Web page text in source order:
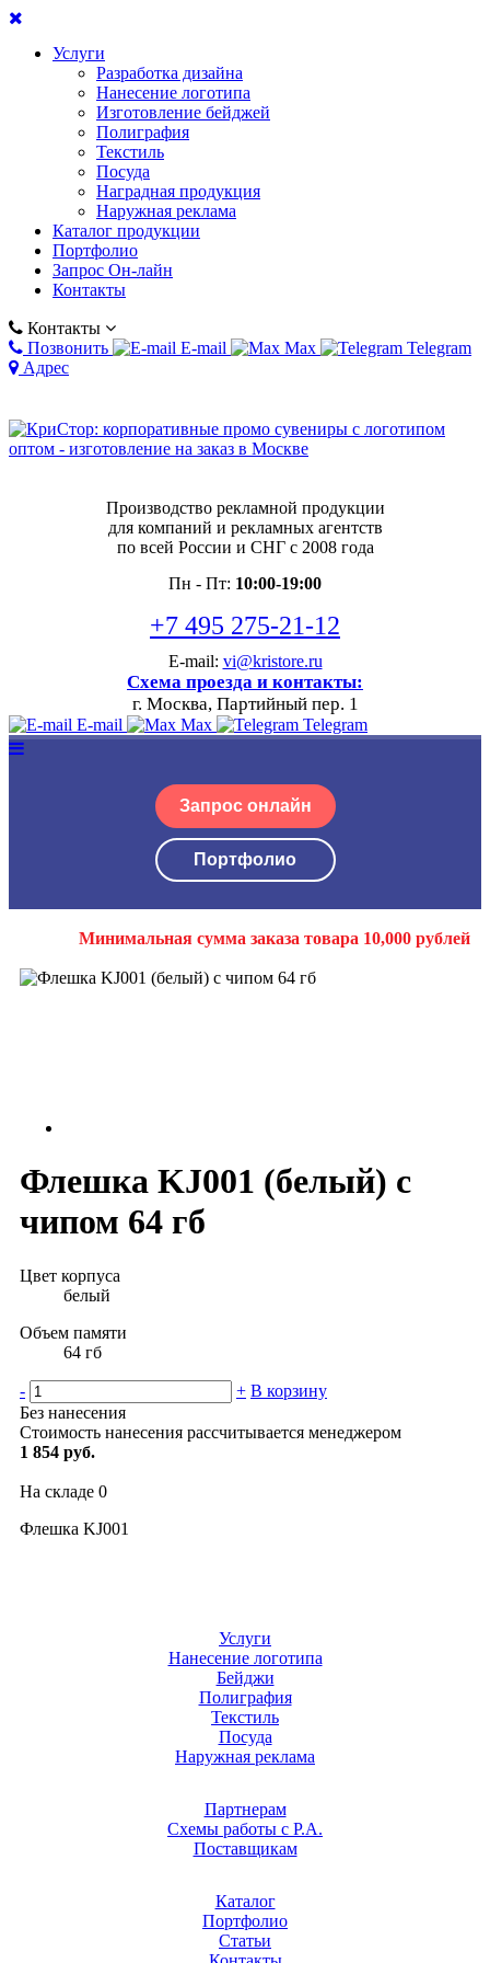
Услуги
Разработка дизайна
Нанесение логотипа
Изготовление бейджей
Полиграфия
Текстиль
Посуда
Наградная продукция
Наружная реклама
Каталог продукции
Портфолио
Запрос Он-лайн
Контакты
Контакты
Позвонить
E-mail Max
Telegram
Адрес
Производство рекламной продукции
для компаний и рекламных агентств
по всей России и СНГ с 2008 года
Пн - Пт: 10:00-19:00
+7 495 275-21-12
E-mail: vi@kristore.ru
Схема проезда и контакты:
г. Москва, Партийный пер. 1
E-mail Max Telegram
Запрос онлайн
Портфолио
Минимальная сумма заказа товара 10,000 рублей
Флешка KJ001 (белый) с
чипом 64 гб
Цвет корпуса
белый
Объем памяти
64 гб
- + В корзину
Без нанесения
Стоимость нанесения рассчитывается менеджером
1 854 руб.
На складе 0
Флешка KJ001
Услуги
Нанесение логотипа
Бейджи
Полиграфия
Текстиль
Посуда
Наружная реклама
Партнерам
Схемы работы с Р.А.
Поставщикам
Каталог
Портфолио
Статьи